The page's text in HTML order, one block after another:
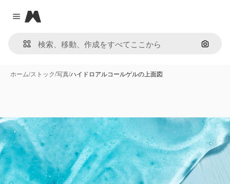
Close menu
Magnific
画像で
ホーム/ストック/写真/ハイドロアルコールゲルの上面図